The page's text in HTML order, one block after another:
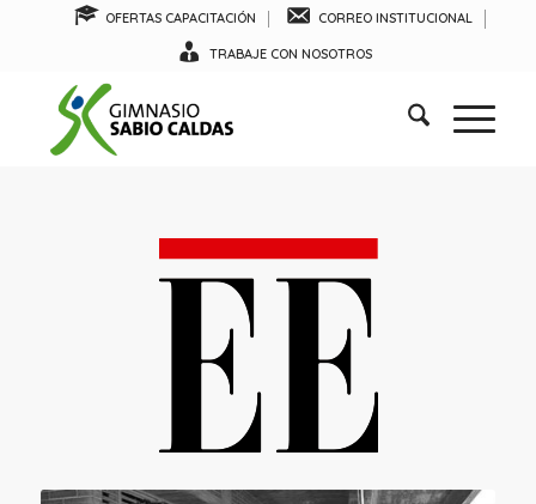
OFERTAS CAPACITACIÓN CORREO INSTITUCIONAL
TRABAJE CON NOSOTROS